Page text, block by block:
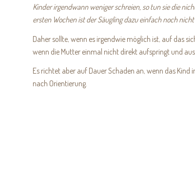
Kinder irgendwann weniger schreien, so tun sie die
ersten Wochen ist der Säugling dazu einfach noch
Daher sollte, wenn es irgendwie möglich ist, auf das
wenn die Mutter einmal nicht direkt aufspringt und
Es richtet aber auf Dauer Schaden an, wenn das
nach Orientierung.